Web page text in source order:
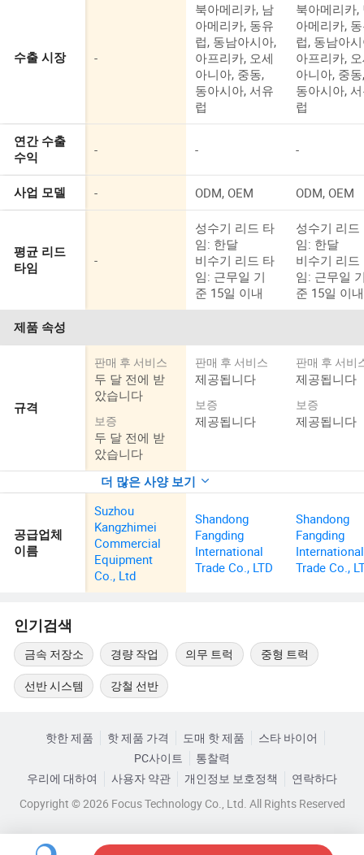
수출 시장 -
북아메리카, 남
아메리카, 동유
럽, 동남아시아,
아프리카, 오세
아니아, 중동,
동아시아, 서유
럽
북아메리카,
아메리카,
럽, 동남아
아프리카,
아니아, 중
동아시아,
럽
연간 수출
수익
- - -
사업 모델 - ODM, OEM ODM, OEM
평균 리드
타임
-
성수기 리드 타
임: 한달
비수기 리드 타
임: 근무일 기
준 15일 이내
성수기 리드
임: 한달
비수기 리드
임: 근무일
준 15일 이내
제품 속성
규격
판매 후 서비스
두 달 전에 받
았습니다
보증
두 달 전에 받
았습니다
판매 후 서비스
제공됩니다
보증
제공됩니다
판매 후 서비
제공됩니다
보증
제공됩니다
더 많은 사양 보기
공급업체
이름
Suzhou
Kangzhimei
Commercial
Equipment
Co., Ltd
Shandong
Fangding
International
Trade Co., LTD
Shandong
Fangding
International
Trade Co.,
인기검색
금속 저장소 경량 작업 의무 트럭 중형 트럭
선반 시스템 강철 선반
핫한 제품 핫 제품 가격 도매 핫 제품
스타 바이어
PC사이트
통찰력
우리에 대하여
사용자 약관 개인정보 보호정책
연락하다
Copyright © 2026 Focus Technology Co., Ltd. All Rights Reserved